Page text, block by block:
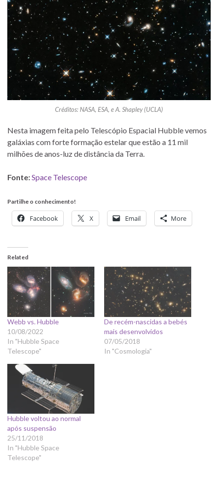
Créditos: NASA, ESA, e A. Shapley (UCLA)
Nesta imagem feita pelo Telescópio Espacial Hubble vemos
galáxias com forte formação estelar que estão a 11 mil
milhões de anos-luz de distância da Terra.
Fonte:Space Telescope
Partilhe o conhecimento!
Facebook X Email More
Related
Webb vs. Hubble
10/08/2022
In "Hubble Space
Telescope"
De recém-nascidas a bebés
mais desenvolvidos
07/05/2018
In "Cosmologia"
Hubble voltou ao normal
após suspensão
25/11/2018
In "Hubble Space
Telescope"